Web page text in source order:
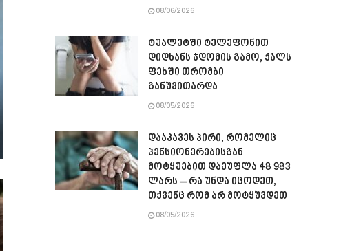
08/06/2026
ტუალეტში ტელეფონით
დიდხანს ჯდომის გამო, ქალს
ფეხში თრომბი
განუვითარდა
08/05/2026
დააკავეს პირი, რომელიც
პენსიონერებისგან
მოტყუებით დაეუფლა 48 983
ლარს – რა უნდა იცოდეთ,
თქვენც რომ არ მოტყუვდეთ
08/05/2026